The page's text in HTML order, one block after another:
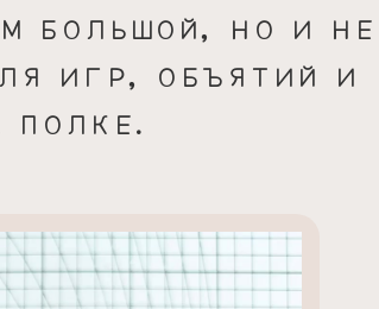
БОЛЬШОЙ, НО И НЕ
ИГР, ОБЪЯТИЙ И
ПОЛКЕ.